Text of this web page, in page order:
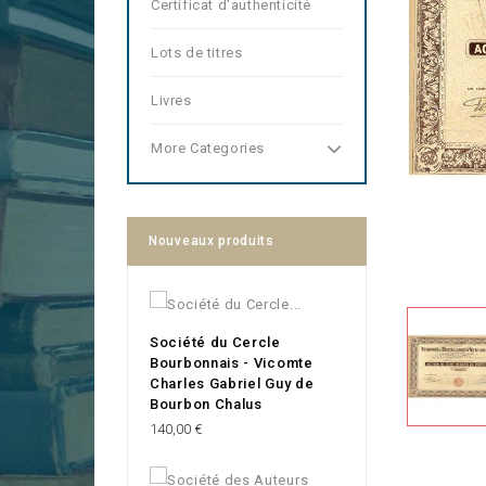
Certificat d'authenticité
Lots de titres
Livres
More Categories
Nouveaux produits
Société du Cercle
Bourbonnais - Vicomte
Charles Gabriel Guy de
Bourbon Chalus
Prix
140,00 €